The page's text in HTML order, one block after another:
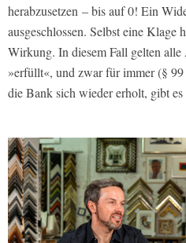
herabzusetzen – bis auf 0! Ein
ausgeschlossen. Selbst eine Klage
Wirkung. In diesem Fall gelten
»erfüllt«, und zwar für immer (§
die Bank sich wieder erholt, gibt